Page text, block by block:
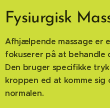
Fysiurgisk
Afhjælpende massage er
fokuserer på at behandle
Den bruger specifikke
kroppen ed at komme
normalen.